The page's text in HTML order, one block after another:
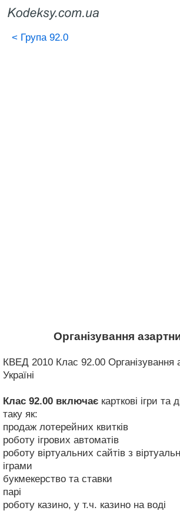
< Група 92.0
Організування
КВЕД 2010 Клас 92.00 Організування
Україні
Клас 92.00 включає карткові ігри та
таку як:
продаж лотерейних квитків
роботу ігрових автоматів
роботу віртуальних сайтів з
іграми
букмекерство та ставки
парі
роботу казино, у т.ч. казино на воді